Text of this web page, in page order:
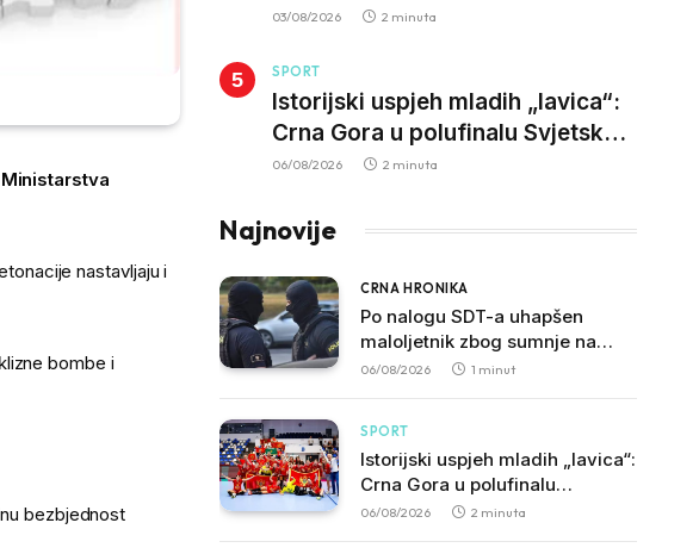
nastavljaju i
bombe i
bezbjednost
kapital
03/08/2026 2 minuta
SPORT
Istorijski uspjeh mladih „lavica“:
Crna Gora u polufinalu Svjetskog
prvenstva nakon pobjede nad
06/08/2026 2 minuta
Najnovije
CRNA HRONIKA
Po nalogu SDT-a uhapšen
maloljetnik zbog sumnje na
vrbovanje i obučavanje za
06/08/2026 1 minut
SPORT
Istorijski uspjeh mladih „lavica“:
Crna Gora u polufinalu
Svjetskog prvenstva nakon
06/08/2026 2 minuta